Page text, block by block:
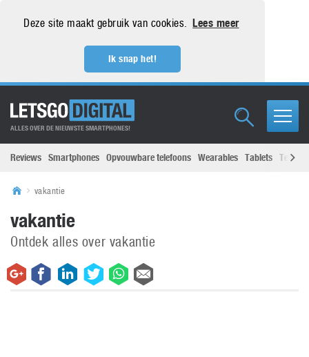
Deze site maakt gebruik van cookies. Lees meer
Ik snap het!
ALLES OVER DE NIEUWSTE SMARTPHONES!
Reviews Smartphones Opvouwbare telefoons Wearables Tablets
vakantie
vakantie
Ontdek alles over vakantie